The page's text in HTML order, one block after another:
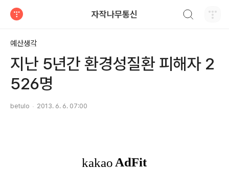
자작나무통신
예산생각
지난 5년간 환경성질환 피해자 2
526명
betulo 2013. 6. 6. 07:00